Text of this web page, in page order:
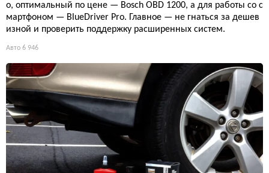
o, оптимальный по цене — Bosch OBD 1200, а для работы со с
мартфоном — BlueDriver Pro. Главное — не гнаться за дешев
изной и проверить поддержку расширенных систем.
Авто 6 946